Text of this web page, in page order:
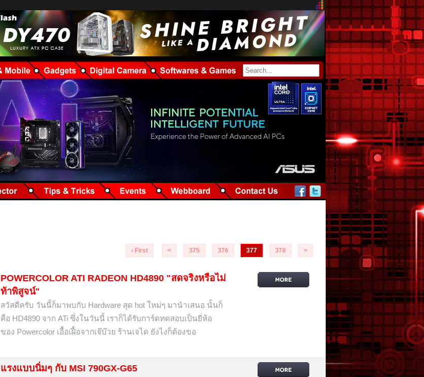
‹ First < 375 376 377 378 >
POWERCOLOR ATI RADEON HD4890 "สดจริงหรือไม่
ท้าพิสูจน์"
สวัสดีครับ วันนี้ก็มาพบกับ Hardware สุด hot ใหม่ๆ มานำเสนอ นั้นก็
คือ HD4890 จาก ATi ซึ่งในวันนี้ เราก็ได้รับการ์ดทดสอบเป็นยี่ห้อ
ของ Powercolor เอื้อเฝื้อจากเจ๊บ๊วย ร้านเจได ยังไงก็ต้องขอ
แรงแบบนิ่มๆ กับ MSI 790GX-G65